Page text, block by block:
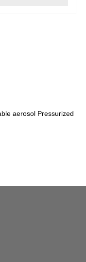
aerosol Pressurized